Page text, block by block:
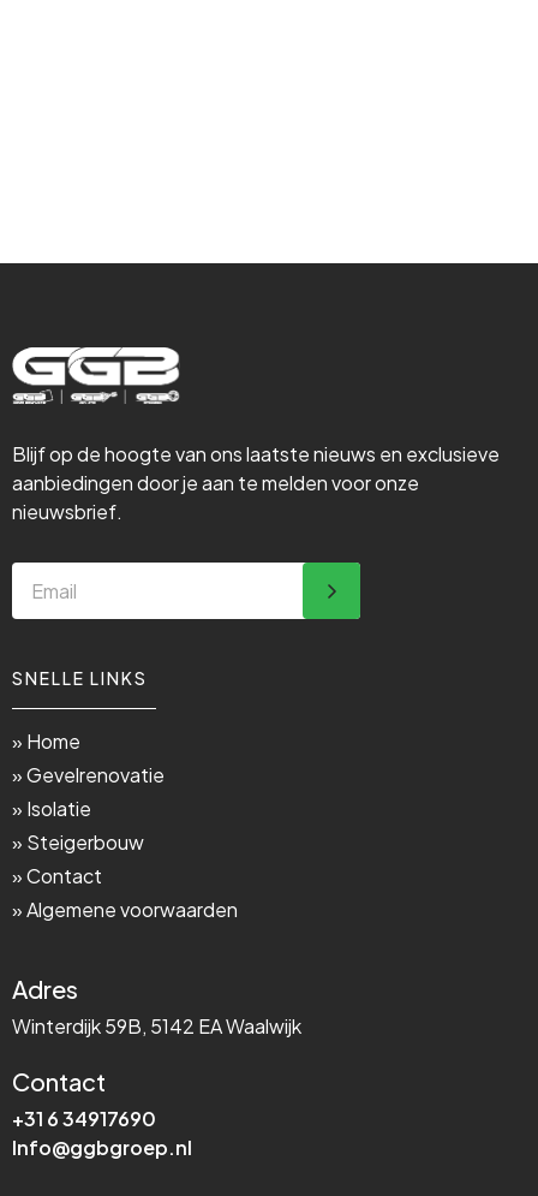
Blijf op de hoogte van ons laatste nieuws en exclusieve
aanbiedingen door je aan te melden voor onze
nieuwsbrief.
SNELLE LINKS
» Home
» Gevelrenovatie
» Isolatie
» Steigerbouw
» Contact
» Algemene voorwaarden
Adres
Winterdijk 59B, 5142 EA Waalwijk
Contact
+31 6 34917690
Info@ggbgroep.nl